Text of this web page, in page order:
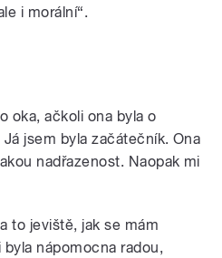
i morální“.
oka, ačkoli ona byla o
jsem byla začátečník. Ona
nadřazenost. Naopak mi
to jeviště, jak se mám
nápomocna radou,